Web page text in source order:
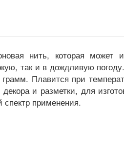
нить, которая может
так и в дождливую
Плавится при
и разметки, для
применения.